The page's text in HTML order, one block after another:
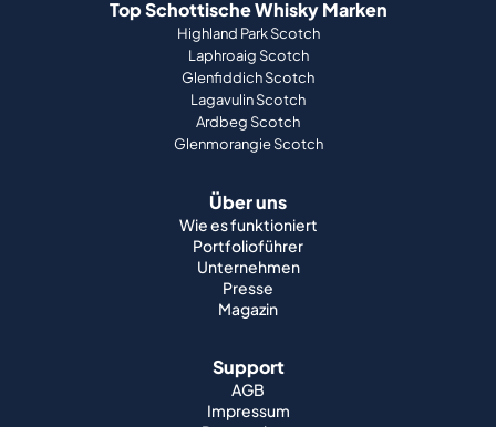
Top Schottische Whisky Marken
Highland Park Scotch
Laphroaig Scotch
Glenfiddich Scotch
Lagavulin Scotch
Ardbeg Scotch
Glenmorangie Scotch
Über uns
Wie es funktioniert
Portfolioführer
Unternehmen
Presse
Magazin
Support
AGB
Impressum